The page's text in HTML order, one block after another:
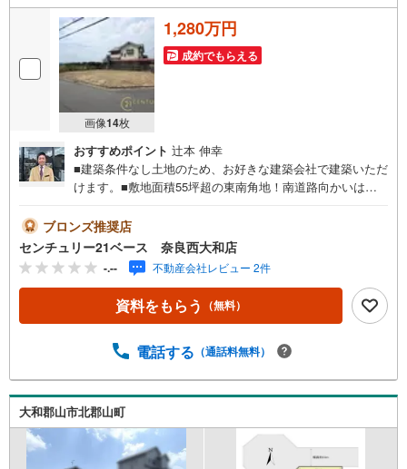
画像14枚
1,280万円
成約でもらえる
おすすめポイント 辻本 伸幸
■建築条件なし土地のため、お好きな建築会社で建築いただ
けます。■敷地面積55坪超の東南角地！南道路向かいは公
案内について◇・水曜日も休まず営業中！・お仕事終わり
のお時間でもご見学可！・今から見たい！というお声にも
ご対応できます！◇住宅ローンもお任せください！◇・提
携銀行多数あり（地方銀行・都市銀行・信用金庫etc）・優
遇後適用金利 0.875％～（審査内容により異なります）---
◇◇ Yahoo！不動産キャンペーン対象店舗 ◇◇ ----当店で
【Yahoo！不動産/物件ご成約キャンペーン】の対象になり
ーください。※必ずYahoo！ JAPAN IDでログインのうえお
問い合わせください。-----------------------------
ブロンズ推奨店
センチュリー21ベース 奈良西大和店
-.-- 不動産会社レビュー 2件
資料をもらう （無料）
電話する （通話料無料）
大和郡山市北郡山町